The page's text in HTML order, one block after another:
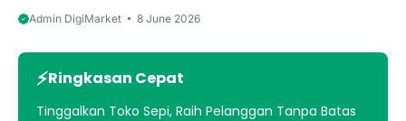
Admin DigiMarket 8 June 2026
Ringkasan Cepat
Tinggalkan Toko Sepi, Raih Pelanggan Tanpa Batas